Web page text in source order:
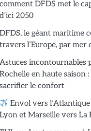
comment DFDS met le
d’ici 2050
DFDS, le géant maritime
travers l’Europe, par mer
Astuces incontournables
Rochelle en haute saison
sacrifier le confort
Envol vers
Lyon et Marseille vers La